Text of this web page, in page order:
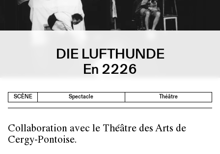
Éditions
Informations
DIE LUFTHUNDE
En 2226
SCÈNE Spectacle Théâtre
Collaboration avec le Théâtre des Arts de
Cergy-Pontoise.